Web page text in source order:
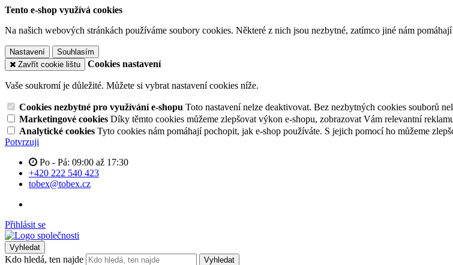
Tento e-shop využívá cookies
Na našich webových stránkách používáme soubory cookies. Některé z nich jsou nezbytné, zatímco jiné nám
Nastavení
Souhlasím
Zavřít cookie lištu
Cookies nastavení
Vaše soukromí je důležité. Můžete si vybrat nastavení cookies níže.
Cookies nezbytné pro využívání e-shopu Toto nastavení nelze deaktivovat. Bez nezbytných cookies souborů
Marketingové cookies Díky těmto cookies můžeme zlepšovat výkon e-shopu, zobrazovat Vám relevantní
Analytické cookies Tyto cookies nám pomáhají pochopit, jak e-shop používáte. S jejich pomocí ho můžeme
Potvrzuji
Po - Pá: 09:00 až 17:30
+420 222 540 423
tobex@tobex.cz
Přihlásit se
Vyhledat
Kdo hledá, ten najde Vyhledat